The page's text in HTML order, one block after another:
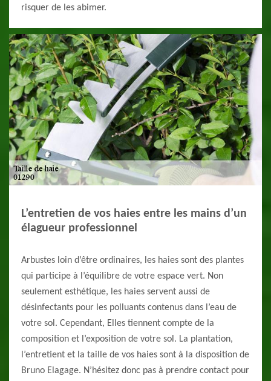
risquer de les abimer.
L’entretien de vos haies entre les mains d’un
élagueur professionnel
Arbustes loin d’être ordinaires, les haies sont des plantes
qui participe à l’équilibre de votre espace vert. Non
seulement esthétique, les haies servent aussi de
désinfectants pour les polluants contenus dans l’eau de
votre sol. Cependant, Elles tiennent compte de la
composition et l’exposition de votre sol. La plantation,
l’entretient et la taille de vos haies sont à la disposition de
Bruno Elagage. N’hésitez donc pas à prendre contact pour